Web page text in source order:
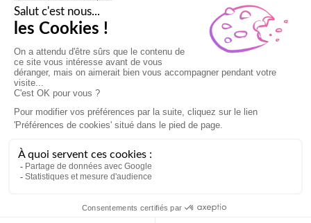
Particuliers, entreprises, professionnels
Notre service client est ouvert du lundi au vendredi de 9h à 18h
Nous contacter
Conditions générales
Mentions légales